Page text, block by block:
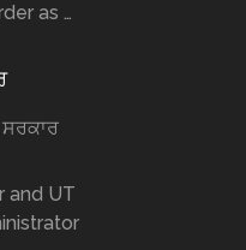
as …
and UT